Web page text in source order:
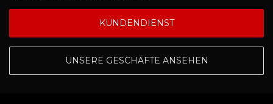
KUNDENDIENST
UNSERE GESCHÄFTE ANSEHEN